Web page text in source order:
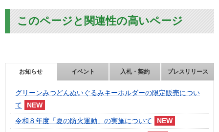
このページと関連性の高いページ
お知らせ イベント 入札・契約 プレスリリース
グリーンみつどんぬいぐるみキーホルダーの限定販売につい
て
令和８年度「夏の防火運動」の実施について